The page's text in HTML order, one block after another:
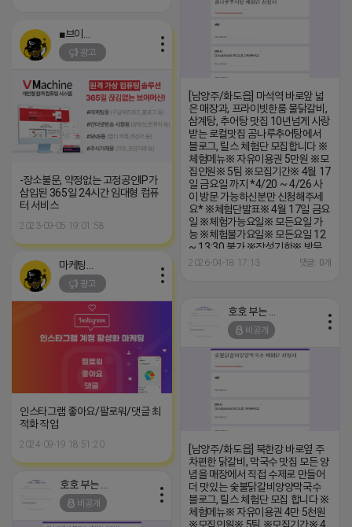
※특이사항※ 주류 미주문시 체험
이 불가합니다 체험메뉴 외 초과비
용은 본인부담입니다.
[남양주/화도읍] 마석역 바로앞 넓
은 매장과, 프라이빗한룸 물닭갈비,
삼계탕, 추어탕 맛집 10년넘게 사랑
받는 로컬맛집 곰나루추어탕에서
블로그, 릴스 체험단 모집합니다 ※
체험메뉴※ 자유이용권 5만원 ※모
집인원※ 5팀 ※모집기간※ 4월 17
일 금요일 까지 *4/20 ~ 4/26 사
이 방문 가능하신분만 신청해주세
요* ※체험단발표※ 4월 17일 금요
일 ※체험가능요일※ 모든요일 가
능 ※체험불가요일※ 모든요일 12
~ 13:30 불가 ※작성기한※ 방문
후 3일 이내 ※체험신청※ 블로그체
https://forms.gle/
※특이사항※ 방문인원 최대 4인 까
지 가능 체험권 금액 초과시 초과비
용은 본인부담입니다.
2026-04-18 17:13 댓글: 0개
광고
-장소불문, 약정없는 고정공인IP가
삽입된 365일 24시간 임대형 컴퓨
터 서비스
2023-09-05 19:01:58
광고
인스타그램 좋아요/팔로워/댓글 최
적화 작업
2024-09-19 18:51:20
비공개
[남양주/화도읍] 북한강 바로옆 주
차편한 닭갈비, 막국수 맛집 모든 양
념을 매장에서 직접 수제로 만들어
더 맛있는 숯불닭갈비양양막국수
블로그, 릴스 체험단 모집 합니다 ※
체험메뉴※ 자유이용권 4만 5천원
비공개